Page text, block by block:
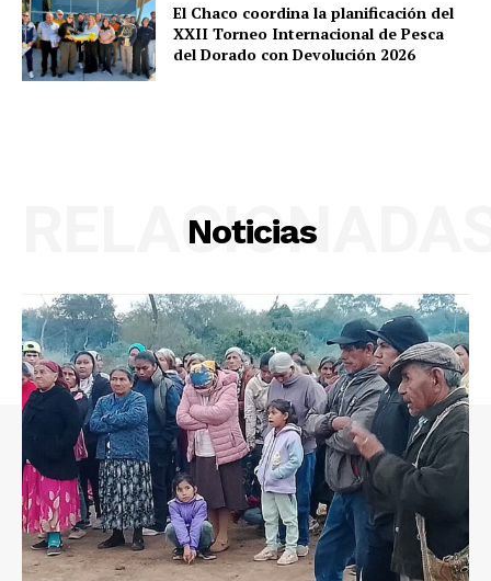
El Chaco coordina la planificación del
XXII Torneo Internacional de Pesca
del Dorado con Devolución 2026
Noticias